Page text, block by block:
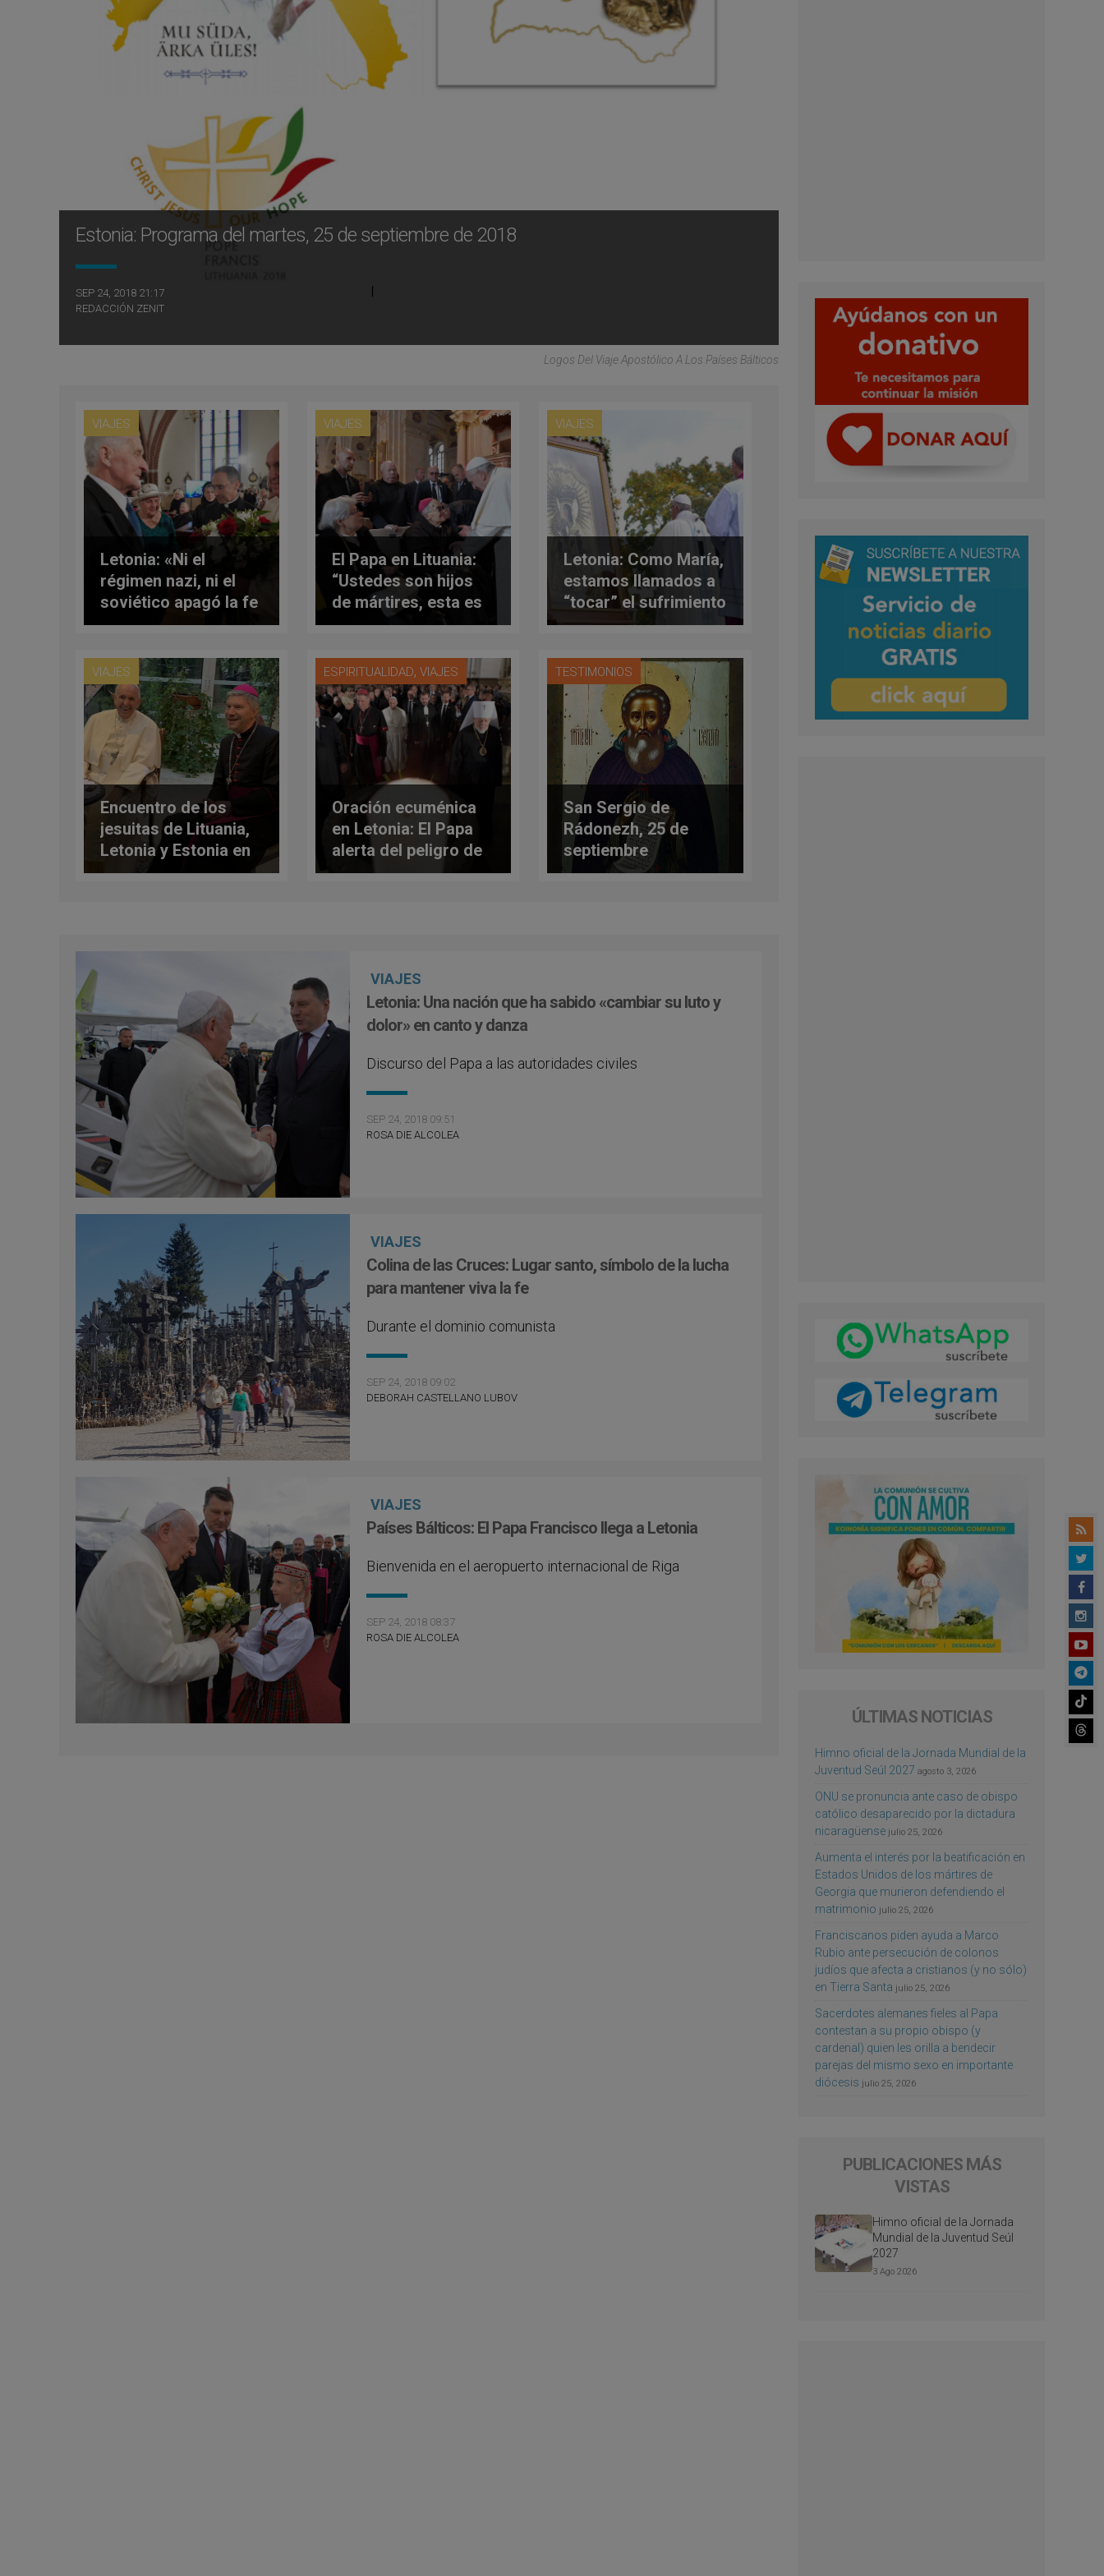
Estonia: Programa del martes, 25 de septiembre de 2018
SEP 24, 2018 21:17
REDACCIÓN ZENIT
Logos Del Viaje Apostólico A Los Países Bálticos
VIAJES
Letonia: «Ni el
régimen nazi, ni el
soviético apagó la fe
en vuestros
VIAJES
El Papa en Lituania:
“Ustedes son hijos
de mártires, esta es
vuestra fuerza”
VIAJES
Letonia: Como María,
estamos llamados a
“tocar” el sufrimiento
de los demás
VIAJES
Encuentro de los
jesuitas de Lituania,
Letonia y Estonia en
la nunciatura de Vilna
ESPIRITUALIDAD,VIAJES
Oración ecuménica
en Letonia: El Papa
alerta del peligro de
«sentirnos cristianos
TESTIMONIOS
San Sergio de
Rádonezh, 25 de
septiembre
VIAJES
Letonia: Una nación que ha sabido «cambiar su luto y
dolor» en canto y danza
Discurso del Papa a las autoridades civiles
SEP 24, 2018 09:51
ROSA DIE ALCOLEA
VIAJES
Colina de las Cruces: Lugar santo, símbolo de la lucha
para mantener viva la fe
Durante el dominio comunista
SEP 24, 2018 09:02
DEBORAH CASTELLANO LUBOV
VIAJES
Países Bálticos: El Papa Francisco llega a Letonia
Bienvenida en el aeropuerto internacional de Riga
SEP 24, 2018 08:37
ROSA DIE ALCOLEA
ÚLTIMAS NOTICIAS
Himno oficial de la Jornada Mundial de la
Juventud Seúl 2027 agosto 3, 2026
ONU se pronuncia ante caso de obispo
católico desaparecido por la dictadura
nicaragüense julio 25, 2026
Aumenta el interés por la beatificación en
Estados Unidos de los mártires de
Georgia que murieron defendiendo el
matrimonio julio 25, 2026
Franciscanos piden ayuda a Marco
Rubio ante persecución de colonos
judíos que afecta a cristianos (y no sólo)
en Tierra Santa julio 25, 2026
Sacerdotes alemanes fieles al Papa
contestan a su propio obispo (y
cardenal) quien les orilla a bendecir
parejas del mismo sexo en importante
diócesis julio 25, 2026
PUBLICACIONES MÁS
VISTAS
Himno oficial de la Jornada
Mundial de la Juventud Seúl
2027
3 Ago 2026